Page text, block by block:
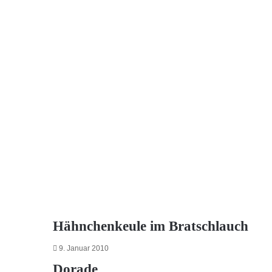
Hähnchenkeule im Bratschlauch
9. Januar 2010